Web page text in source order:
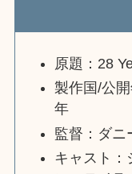
原題：28
製作国/公
年
監督：ダニ
キャスト：